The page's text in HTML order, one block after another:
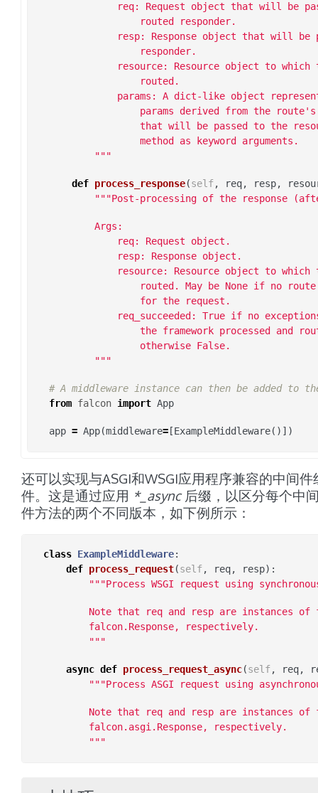
req: Request object that will be
                routed responder.
resp: Response object that will be
                responder.
resource: Resource object to which
                routed.
params: A dict-like object
params derived from the
that will be passed to the
                method as keyword arguments.
        """
def process_response(self, req, resp,
"""Post-processing of the response
        Args:
            req: Request object.
            resp: Response object.
resource: Resource object to which
routed. May be None if no
                for the request.
req_succeeded: True if no
the framework processed and
                otherwise False.
        """
# A middleware instance can then be added to
from falcon import App
app = App(middleware= [ExampleMiddleware()])
还可以实现与ASGI和WSGI应用程序兼容的中间件
件。这是通过应用 *_async后缀，以区分每个中
件方法的两个不同版本，如下例所示：
class ExampleMiddleware:
def process_request(self, req, resp):
"""Process WSGI request using
Note that req and resp are instances of
        falcon.Response, respectively.
        """
async def process_request_async(self, req,
"""Process ASGI request using
Note that req and resp are instances of
        falcon.asgi.Response, respectively.
        """